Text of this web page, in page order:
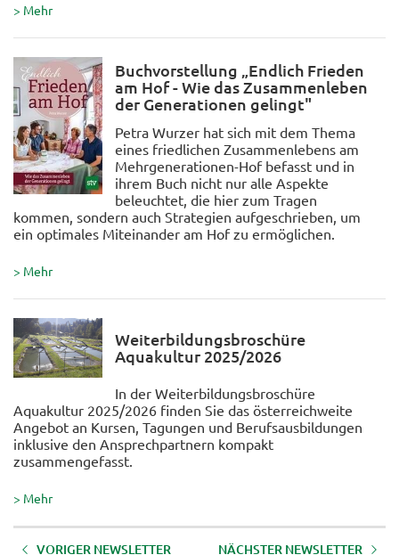
> Mehr
Buchvorstellung „Endlich Frieden
am Hof - Wie das Zusammenleben
der Generationen gelingt"
Petra Wurzer hat sich mit dem Thema
eines friedlichen Zusammenlebens am
Mehrgenerationen-Hof befasst und in
ihrem Buch nicht nur alle Aspekte
beleuchtet, die hier zum Tragen
kommen, sondern auch Strategien aufgeschrieben, um
ein optimales Miteinander am Hof zu ermöglichen.
> Mehr
Weiterbildungsbroschüre
Aquakultur 2025/2026
In der Weiterbildungsbroschüre
Aquakultur 2025/2026 finden Sie das österreichweite
Angebot an Kursen, Tagungen und Berufsausbildungen
inklusive den Ansprechpartnern kompakt
zusammengefasst.
> Mehr
VORIGER NEWSLETTER NÄCHSTER NEWSLETTER